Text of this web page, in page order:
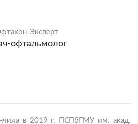
Эксперт
офтальмолог
в 2019 г. ПСПбГМУ им. акад.